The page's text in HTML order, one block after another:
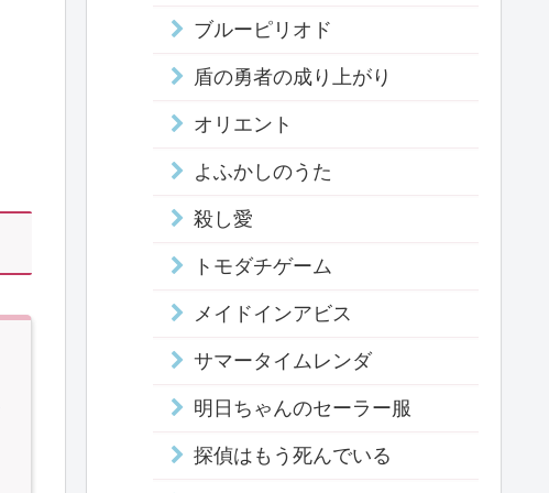
ブルーピリオド
盾の勇者の成り上がり
オリエント
よふかしのうた
殺し愛
トモダチゲーム
メイドインアビス
サマータイムレンダ
明日ちゃんのセーラー服
探偵はもう死んでいる